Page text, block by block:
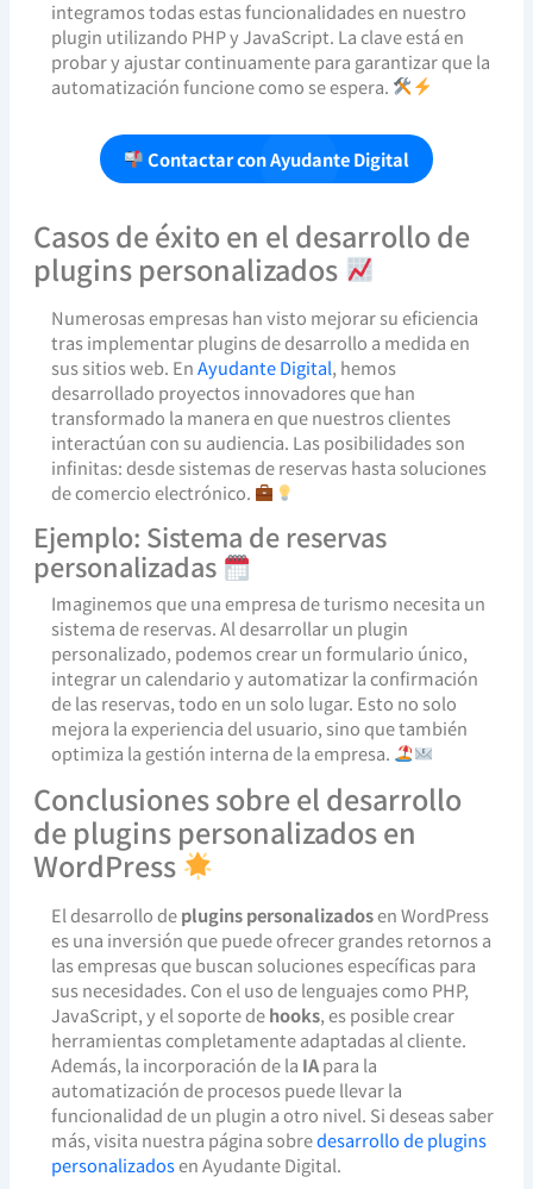
integramos todas estas funcionalidades en nuestro
plugin utilizando PHP y JavaScript. La clave está en
probar y ajustar continuamente para garantizar que la
automatización funcione como se espera.
Contactar con Ayudante Digital
Casos de éxito en el desarrollo de
plugins personalizados
Numerosas empresas han visto mejorar su eficiencia
tras implementar plugins de desarrollo a medida en
sus sitios web. EnAyudante Digital, hemos
desarrollado proyectos innovadores que han
transformado la manera en que nuestros clientes
interactúan con su audiencia. Las posibilidades son
infinitas: desde sistemas de reservas hasta soluciones
de comercio electrónico.
Ejemplo: Sistema de reservas
personalizadas
Imaginemos que una empresa de turismo necesita un
sistema de reservas. Al desarrollar un plugin
personalizado, podemos crear un formulario único,
integrar un calendario y automatizar la confirmación
de las reservas, todo en un solo lugar. Esto no solo
mejora la experiencia del usuario, sino que también
optimiza la gestión interna de la empresa.
Conclusiones sobre el desarrollo
de plugins personalizados en
WordPress
El desarrollo deplugins personalizadosen WordPress
es una inversión que puede ofrecer grandes retornos a
las empresas que buscan soluciones específicas para
sus necesidades. Con el uso de lenguajes como PHP,
JavaScript, y el soporte dehooks, es posible crear
herramientas completamente adaptadas al cliente.
Además, la incorporación de la IApara la
automatización de procesos puede llevar la
funcionalidad de un plugin a otro nivel. Si deseas saber
más, visita nuestra página sobredesarrollo de plugins
personalizadosen Ayudante Digital.